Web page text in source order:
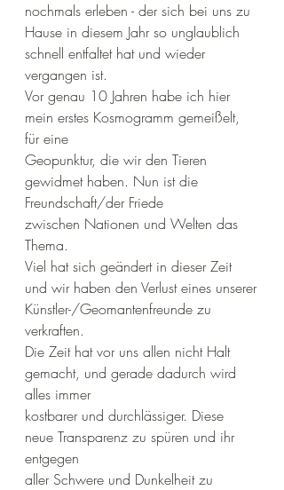
nochmals erleben - der sich bei uns zu
Hause in diesem Jahr so unglaublich
schnell entfaltet hat und wieder
vergangen ist.
Vor genau 10 Jahren habe ich hier
mein erstes Kosmogramm gemeißelt,
für eine
Geopunktur, die wir den Tieren
gewidmet haben. Nun ist die
Freundschaft/der Friede
zwischen Nationen und Welten das
Thema.
Viel hat sich geändert in dieser Zeit
und wir haben den Verlust eines unserer
Künstler-/Geomantenfreunde zu
verkraften.
Die Zeit hat vor uns allen nicht Halt
gemacht, und gerade dadurch wird
alles immer
kostbarer und durchlässiger. Diese
neue Transparenz zu spüren und ihr
entgegen
aller Schwere und Dunkelheit zu